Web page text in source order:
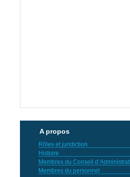
A propos
Rôles et juridiction
Histoire
Membres du Conseil
Membres du personnel